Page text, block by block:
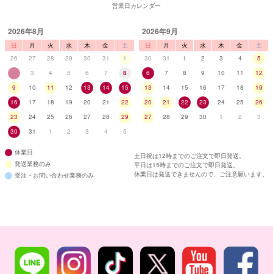
営業日カレンダー
2026年8月
日 月 火 水 木 金
土
26
27 28 29 30 31
1
2
3 4 5 6 7
8
9
10 11 12 13 14
15
16
17 18 19 20 21
22
23
24 25 26 27 28
29
30
31 1 2 3 4 5
2026年9月
日 月 火 水 木 金
土
30
31 1 2 3 4
5
6
7 8 9 10 11
12
13
14 15 16 17 18
19
20
21 22 23 24 25
26
27
28 29 30 1 2 3
休業日
発送業務のみ
受注・お問い合わせ業務のみ
土日祝は12時までのご注文で即日発送。
平日は15時までのご注文で即日発送。
休業日は発送できませんので、ご注意願います。